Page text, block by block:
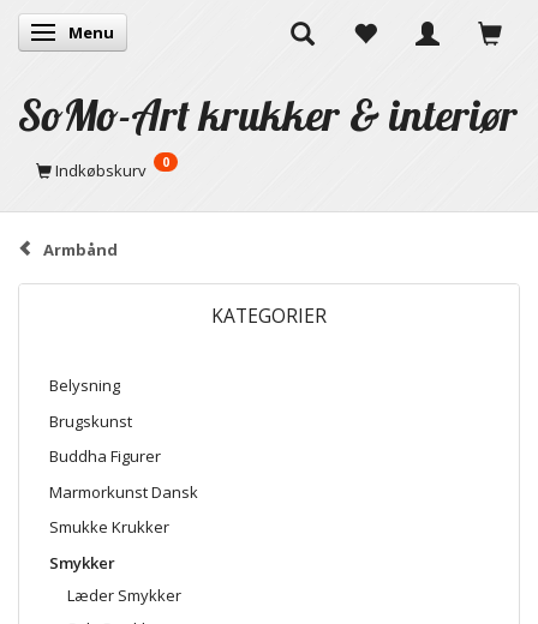
Skifte navigation
Menu
SoMo-Art krukker & interiør
Indkøbskurv 0
Armbånd
KATEGORIER
Belysning
Brugskunst
Buddha Figurer
Marmorkunst Dansk
Smukke Krukker
Smykker
Læder Smykker